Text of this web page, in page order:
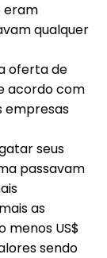
eram
qualquer
oferta de
acordo com
empresas
seus
passavam
as
menos US$
sendo